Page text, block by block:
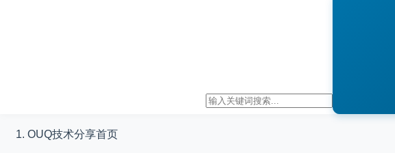
OUQ技术分享首页